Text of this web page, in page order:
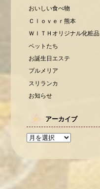
おいしい食べ物
Ｃｌｏｖｅｒ熊本
ＷＩＴＨオリジナル化粧品
ペットたち
お誕生日エステ
プルメリア
スリランカ
お知らせ
アーカイブ